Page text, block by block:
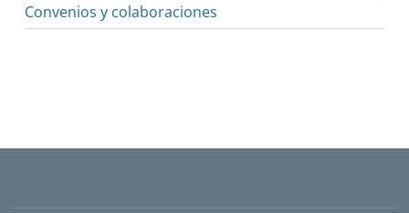
Convenios y colaboraciones